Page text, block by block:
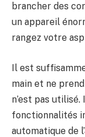
brancher des
un appareil
rangez votre
Il est
main et ne
n’est pas
fonctionnalités
automatique de